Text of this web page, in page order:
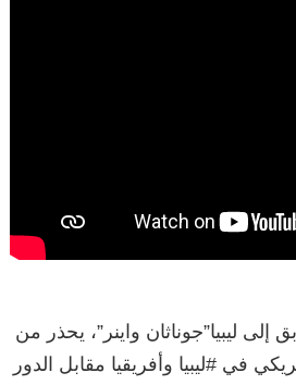
إلى ليبيا”جوناثان واينر”، يحذر من
في #ليبيا وأفريقيا مقابل الدور